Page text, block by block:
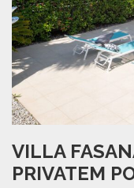
VILLA
PRIVATEM